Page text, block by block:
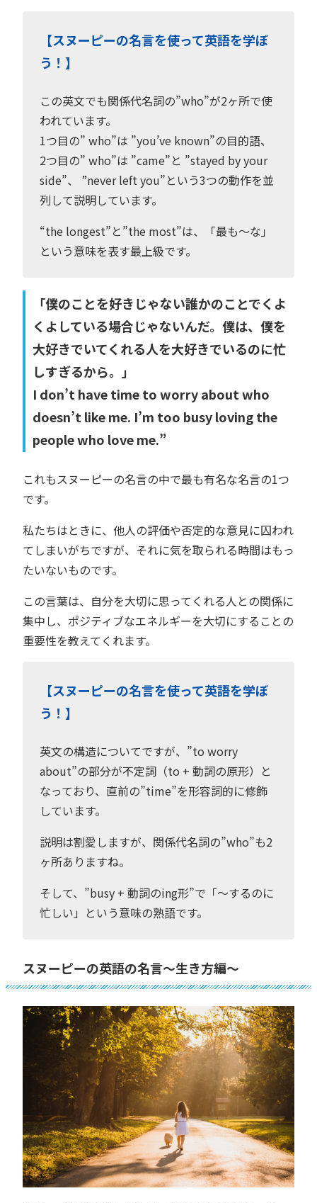
【スヌーピーの名言を使って英語を学ぼ
う！】
この英文でも関係代名詞の”who”が2ヶ所で使
われています。
1つ目の” who”は ”you’ve known”の目的語、
2つ目の” who”は ”came”と ”stayed by your
side”、 ”never left you”という3つの動作を並
列して説明しています。
“the longest”と”the most”は、「最も〜な」
という意味を表す最上級です。
「僕のことを好きじゃない誰かのことでくよ
くよしている場合じゃないんだ。僕は、僕を
大好きでいてくれる人を大好きでいるのに忙
しすぎるから。」
I don’t have time to worry about who
doesn’t like me. I’m too busy loving the
people who love me.”
これもスヌーピーの名言の中で最も有名な名言の1つ
です。
私たちはときに、他人の評価や否定的な意見に囚われ
てしまいがちですが、それに気を取られる時間はもっ
たいないものです。
この言葉は、自分を大切に思ってくれる人との関係に
集中し、ポジティブなエネルギーを大切にすることの
重要性を教えてくれます。
【スヌーピーの名言を使って英語を学ぼ
う！】
英文の構造についてですが、”to worry
about”の部分が不定詞（to + 動詞の原形）と
なっており、直前の”time”を形容詞的に修飾
しています。
説明は割愛しますが、関係代名詞の”who”も2
ヶ所ありますね。
そして、”busy + 動詞のing形”で「〜するのに
忙しい」という意味の熟語です。
スヌーピーの英語の名言〜生き方編〜